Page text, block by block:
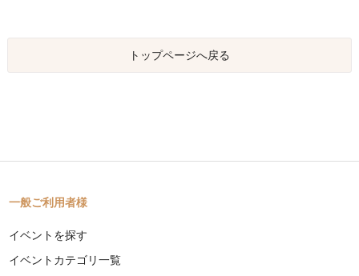
トップページへ戻る
一般ご利用者様
イベントを探す
イベントカテゴリ一覧